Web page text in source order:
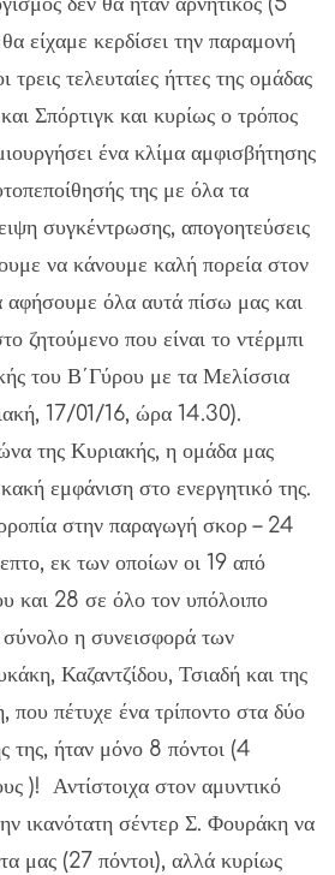
είχαμε κερδίσει την παραμονή
τελευταίες ήττες της ομάδας
Σπόρτιγκ και κυρίως ο τρόπος
ένα κλίμα αμφισβήτησης
της με όλα τα
συγκέντρωσης, απογοητεύσεις
να κάνουμε καλή πορεία στον
αφήσουμε όλα αυτά πίσω μας και
ζητούμενο που είναι το ντέρμπι
του Β΄Γύρου με τα Μελίσσια
17/01/16, ώρα 14.30).
της Κυριακής, η ομάδα μας
εμφάνιση στο ενεργητικό της.
στην παραγωγή σκορ – 24
εκ των οποίων οι 19 από
και 28 σε όλο τον υπόλοιπο
η συνεισφορά των
Καζαντζίδου, Τσιαδή και της
που πέτυχε ένα τρίποντο στα δύο
της, ήταν μόνο 8 πόντοι (4
)! Αντίστοιχα στον αμυντικό
ικανότατη σέντερ Σ. Φουράκη να
μας (27 πόντοι), αλλά κυρίως